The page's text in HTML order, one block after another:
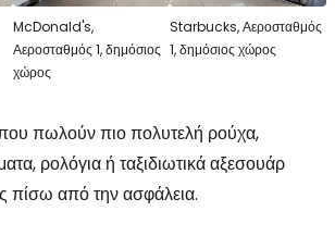
McDonald's,
Αεροσταθμός 1, δημόσιος
χώρος
Starbucks, Αεροσταθμός
1, δημόσιος χώρος
πωλούν πιο πολυτελή ρούχα,
ρολόγια ή ταξιδιωτικά αξεσουάρ
πίσω από την ασφάλεια.